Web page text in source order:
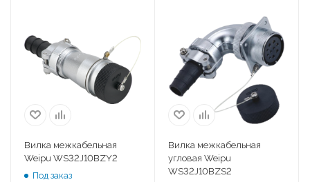
Вилка межкабельная
Weipu WS32J10BZY2
Под заказ
Вилка межкабельная
угловая Weipu
WS32J10BZS2